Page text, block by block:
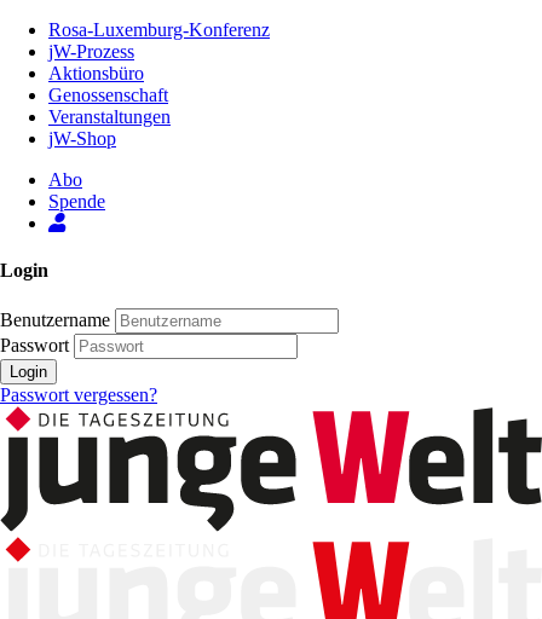
Inhalt
Seite
Rosa-Luxemburg-Konferenz
jW-Prozess
Aktionsbüro
Genossenschaft
Veranstaltungen
jW-Shop
Abo
Spende
Login
Benutzername
Passwort
Login
Passwort vergessen?